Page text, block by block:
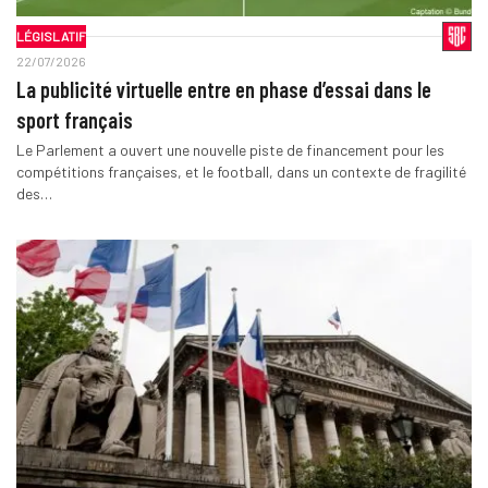
LÉGISLATIF
22/07/2026
La publicité virtuelle entre en phase d’essai dans le
sport français
Le Parlement a ouvert une nouvelle piste de financement pour les
compétitions françaises, et le football, dans un contexte de fragilité
des…